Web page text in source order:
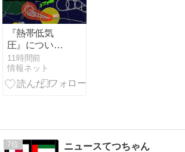
ツアー開催
『熱帯低気
圧』について
動画をまとめ
てみた
11時間前
情報ネット
7 ニュースてつちゃん